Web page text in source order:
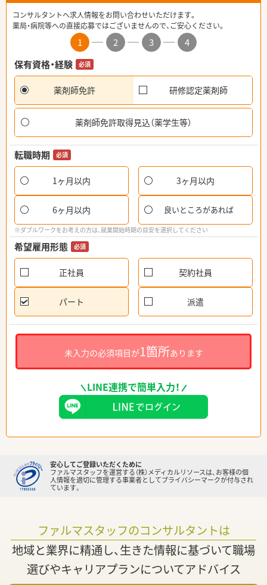
コンサルタントへ求人情報をお問い合わせいただけます。
薬局・病院等への直接応募ではございませんので、ご安心ください。
1 2 3
4
保有資格・経験
必須
薬剤師免許 研修認定薬剤師
薬剤師免許取得見込（薬学生等）
転職時期 必須
1ヶ月以内 3ヶ月以内
6ヶ月以内 良いところがあれば
※ダブルワークをお考えの方は、就業開始時期の目安を選択してください
希望雇用形態 必須
正社員 契約社員
パート 派遣
未入力の必須項目が1箇所あります
LINE連携で簡単入力！
安心してご登録いただくために
ファルマスタッフを運営する（株）メディカルリソースは、お客様の個
人情報を適切に管理する事業者としてプライバシーマークが付与され
ています。
ファルマスタッフのコンサルタントは
地域と業界に精通し、生きた情報に基づいて職場
選びやキャリアプランについてアドバイス